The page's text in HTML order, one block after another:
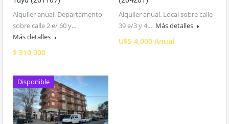
Alquiler anual. Departamento
sobre calle 2 e/ 60 y…
Más detalles
$ 310,000
Alquiler anual. Local sobre calle
39 e/3 y 4.… Más detalles
U$S 4,000 Anual
Disponible